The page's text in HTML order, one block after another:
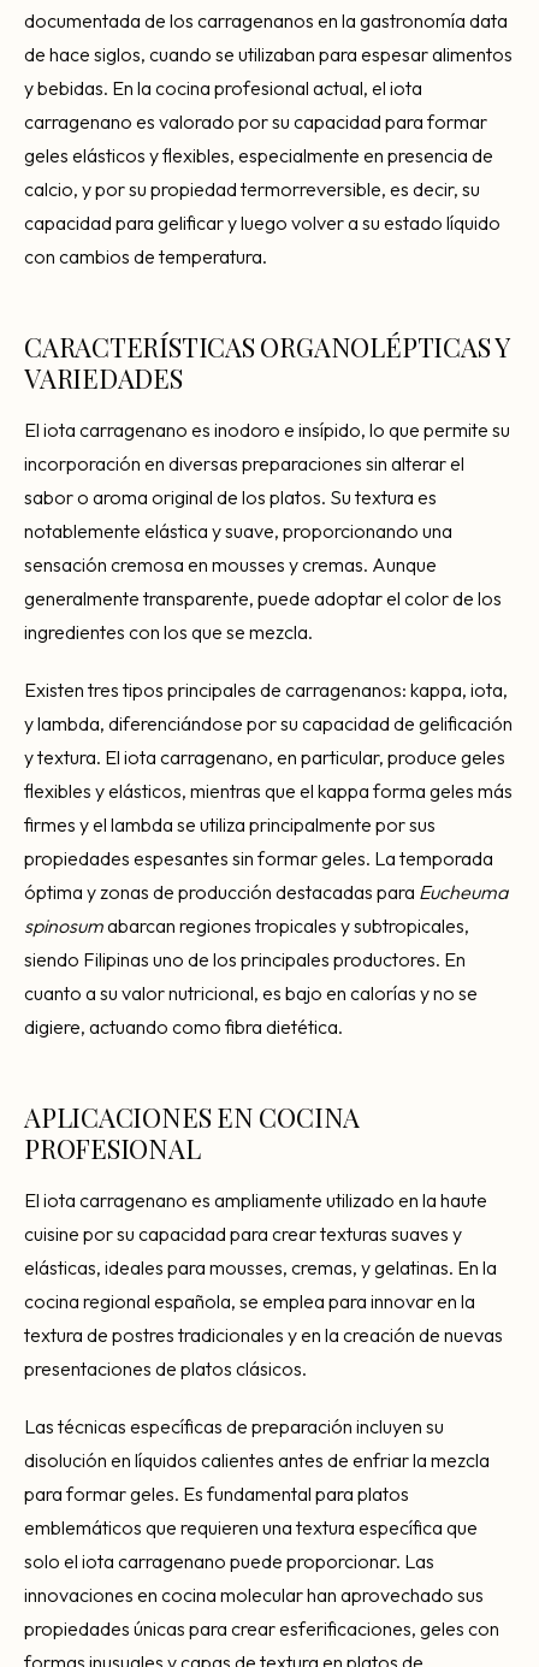
documentada de los carragenanos en la gastronomía data
de hace siglos, cuando se utilizaban para espesar alimentos
y bebidas. En la cocina profesional actual, el iota
carragenano es valorado por su capacidad para formar
geles elásticos y flexibles, especialmente en presencia de
calcio, y por su propiedad termorreversible, es decir, su
capacidad para gelificar y luego volver a su estado líquido
con cambios de temperatura.
CARACTERÍSTICAS ORGANOLÉPTICAS Y
VARIEDADES
El iota carragenano es inodoro e insípido, lo que permite su
incorporación en diversas preparaciones sin alterar el
sabor o aroma original de los platos. Su textura es
notablemente elástica y suave, proporcionando una
sensación cremosa en mousses y cremas. Aunque
generalmente transparente, puede adoptar el color de los
ingredientes con los que se mezcla.
Existen tres tipos principales de carragenanos: kappa, iota,
y lambda, diferenciándose por su capacidad de gelificación
y textura. El iota carragenano, en particular, produce geles
flexibles y elásticos, mientras que el kappa forma geles más
firmes y el lambda se utiliza principalmente por sus
propiedades espesantes sin formar geles. La temporada
óptima y zonas de producción destacadas para Eucheuma
spinosumabarcan regiones tropicales y subtropicales,
siendo Filipinas uno de los principales productores. En
cuanto a su valor nutricional, es bajo en calorías y no se
digiere, actuando como fibra dietética.
APLICACIONES EN COCINA
PROFESIONAL
El iota carragenano es ampliamente utilizado en la haute
cuisine por su capacidad para crear texturas suaves y
elásticas, ideales para mousses, cremas, y gelatinas. En la
cocina regional española, se emplea para innovar en la
textura de postres tradicionales y en la creación de nuevas
presentaciones de platos clásicos.
Las técnicas específicas de preparación incluyen su
disolución en líquidos calientes antes de enfriar la mezcla
para formar geles. Es fundamental para platos
emblemáticos que requieren una textura específica que
solo el iota carragenano puede proporcionar. Las
innovaciones en cocina molecular han aprovechado sus
propiedades únicas para crear esferificaciones, geles con
formas inusuales y capas de textura en platos de